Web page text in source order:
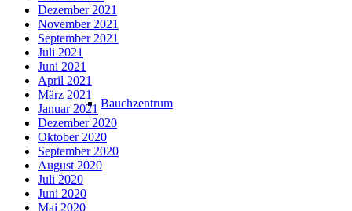
Bauchzentrum
Dezember 2021
November 2021
September 2021
Juli 2021
Juni 2021
April 2021
März 2021
Januar 2021
Dezember 2020
Oktober 2020
September 2020
August 2020
Juli 2020
Juni 2020
Mai 2020